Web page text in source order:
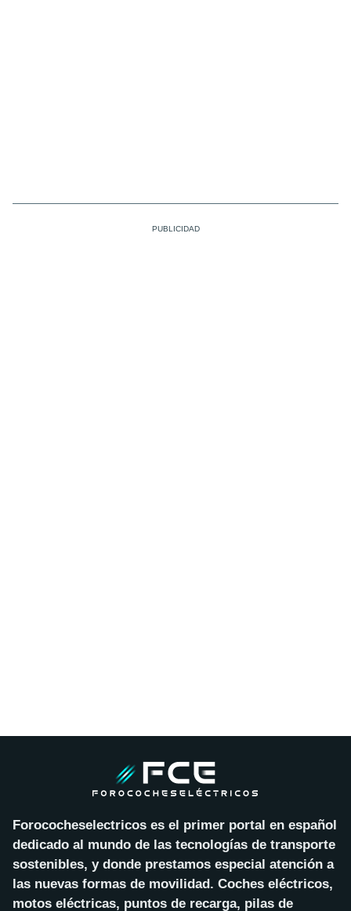
Forococheselectricos es el primer portal en español
dedicado al mundo de las tecnologías de transporte
sostenibles, y donde prestamos especial atención a
las nuevas formas de movilidad. Coches eléctricos,
motos eléctricas, puntos de recarga, pilas de